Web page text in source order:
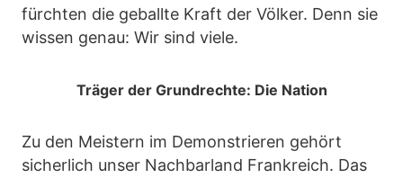
fürchten die geballte Kraft der Völker. Denn sie
wissen genau: Wir sind viele.
Träger der Grundrechte: Die Nation
Zu den Meistern im Demonstrieren gehört
sicherlich unser Nachbarland Frankreich. Das